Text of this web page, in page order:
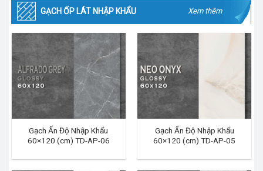
GẠCH ỐP LÁT NHẬP KHẨU Xem thêm
Gạch Ấn Độ Nhập Khẩu
60×120 (cm) TD-AP-06
Gạch Ấn Độ Nhập Khẩu
60×120 (cm) TD-AP-05